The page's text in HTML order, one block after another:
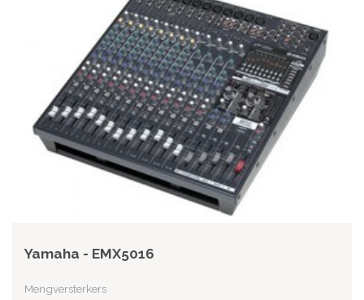
Yamaha - EMX5016
Mengversterkers